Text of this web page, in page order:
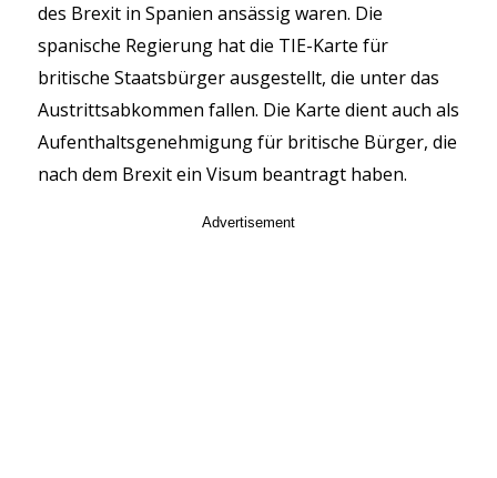
des Brexit in Spanien ansässig waren. Die
spanische Regierung hat die TIE-Karte für
britische Staatsbürger ausgestellt, die unter das
Austrittsabkommen fallen. Die Karte dient auch als
Aufenthaltsgenehmigung für britische Bürger, die
nach dem Brexit ein Visum beantragt haben.
Advertisement